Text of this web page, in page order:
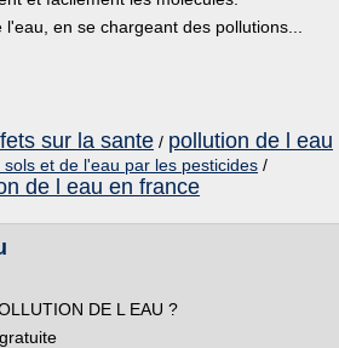
en se chargeant des pollutions...
sur la sante / pollution de l eau
sols et de l'eau par les pesticides /
de l eau en france
DE L EAU ?